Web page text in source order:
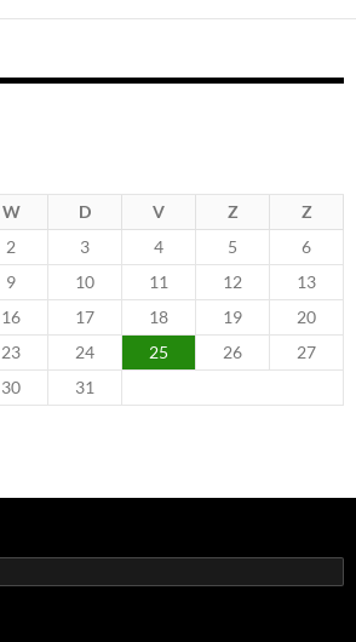
W D V Z
Z
2 3 4 5
6
9 10 11 12
13
16 17 18 19
20
23 24 25 26
27
30 31